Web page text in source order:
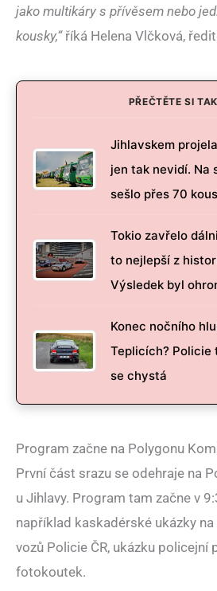
jako multikáry s přívěsem nebo
kousky,“říká Helena Vlčková,
PŘEČTĚTE SI
Jihlavskem
jen tak nevidí. Na
sešlo přes 70
Tokio zavřelo
to nejlepší z
Výsledek byl
Konec nočního
Teplicích? Policie
se chystá
Program začne na Polygonu
První část srazu se odehraje na
u Jihlavy. Program tam začne v
například kaskadérské ukázky
vozů Policie ČR, ukázku policejní
fotokoutek.